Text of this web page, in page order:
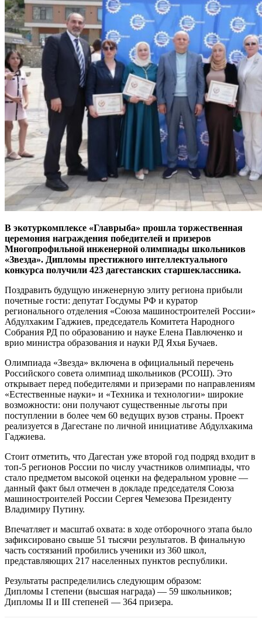
В экотуркомплексе «Главрыба» прошла торжественная
церемония награждения победителей и призеров
Многопрофильной инженерной олимпиады школьников
«Звезда». Дипломы престижного интеллектуального
конкурса получили 423 дагестанских старшеклассника.
Поздравить будущую инженерную элиту региона прибыли
почетные гости: депутат Госдумы РФ и куратор
регионального отделения «Союза машиностроителей России»
Абдулхаким Гаджиев, председатель Комитета Народного
Собрания РД по образованию и науке Елена Павлюченко и
врио министра образования и науки РД Яхья Бучаев.
Олимпиада «Звезда» включена в официальный перечень
Российского совета олимпиад школьников (РСОШ). Это
открывает перед победителями и призерами по направлениям
«Естественные науки» и «Техника и технологии» широкие
возможности: они получают существенные льготы при
поступлении в более чем 60 ведущих вузов страны. Проект
реализуется в Дагестане по личной инициативе Абдулхакима
Гаджиева.
Стоит отметить, что Дагестан уже второй год подряд входит в
топ-5 регионов России по числу участников олимпиады, что
стало предметом высокой оценки на федеральном уровне —
данный факт был отмечен в докладе председателя Союза
машиностроителей России Сергея Чемезова Президенту
Владимиру Путину.
Впечатляет и масштаб охвата: в ходе отборочного этапа было
зафиксировано свыше 51 тысячи результатов. В финальную
часть состязаний пробились ученики из 360 школ,
представляющих 217 населенных пунктов республики.
Результаты распределились следующим образом:
Дипломы I степени (высшая награда) — 59 школьников;
Дипломы II и III степеней — 364 призера.